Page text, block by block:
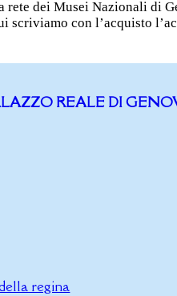
rete dei Musei Nazionali di
scriviamo con l’acquisto
REALE DI
regina